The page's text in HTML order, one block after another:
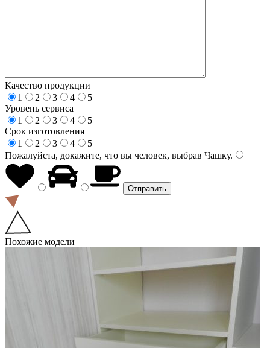
Качество продукции
1
2 3 4
5
Уровень сервиса
1
2 3 4
5
Срок изготовления
1
2 3 4
5
Пожалуйста, докажите, что вы человек, выбрав Чашку.
Похожие модели